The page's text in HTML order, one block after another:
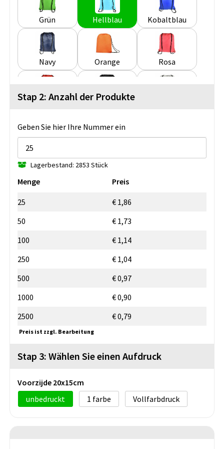
Grün Hellblau Kobaltblau
Navy Orange Rosa
Rot Schwarz
Stap 2: Anzahl der Produkte
Geben Sie hier Ihre Nummer ein
Lagerbestand: 2853 Stück
Menge Preis
25
€ 1,86
50
€ 1,73
100
€ 1,14
250
€ 1,04
500
€ 0,97
1000
€ 0,90
2500
€ 0,79
Preis ist zzgl. Bearbeitung
Stap 3: Wählen Sie einen Aufdruck
Voorzijde 20x15cm
unbedruckt
1 Vollfarbdruck